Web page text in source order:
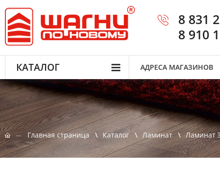
8 831
8 910
КАТАЛОГ АДРЕСА МАГАЗИНОВ
Главная страница Каталог Ламинат Ламинат